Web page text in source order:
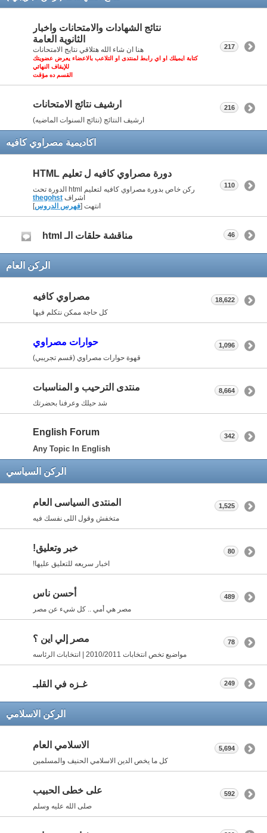
نتائج الشهادات والامتحانات واخبار
الثانوية العامة
هنا ان شاء الله هتلاقي نتايج الامتحانات
كتابة ايميلك او اي رابط لمنتدى او التلاعب بالاعضاء يعرض عضويتك
للإيقاف النهائي
القسم ده مؤقت
217
ارشيف نتائج الامتحانات
ارشيف النتائج (نتائج السنوات الماضيه)
216
اكاديمية مصراوي كافيه
دورة مصراوي كافيه ل تعليم HTML
ركن خاص بدورة مصراوي كافيه لتعليم html الدورة تحت
اشراف thegohst
انتهت [فهرس الدروس]
110
مناقشة حلقات الـ html 46
الركن العام
مصراوي كافيه
كل حاجة ممكن نتكلم فيها
18,622
حوارات مصراوي
قهوة حوارات مصراوي (قسم تجريبي)
1,096
منتدى الترحيب و المناسبات
شد حيلك وعرفنا بحضرتك
8,664
English Forum
Any Topic In English
342
الركن السياسي
المنتدى السياسى العام
متخفش وقول اللى نفسك فيه
1,525
خبر وتعليق!
اخبار سريعه للتعليق عليها!
80
أحسن ناس
مصر هي أمي .. كل شيء عن مصر
489
مصر إلي اين ؟
مواضيع تخص انتخابات 2010/2011 | انتخابات الرئاسه
78
غـزه في القلبـ 249
الركن الاسلامي
الاسلامي العام
كل ما يخص الدين الاسلامي الحنيف والمسلمين
5,694
على خطى الحبيب
صلى الله عليه وسلم
592